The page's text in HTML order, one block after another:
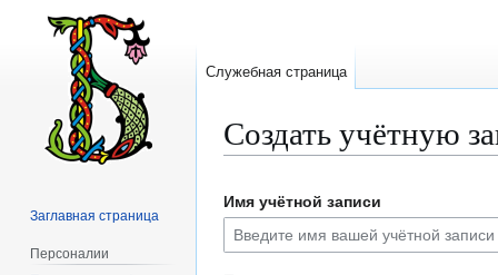
Создать учётную
к
навигации
к
поиску
Имя учётной записи
Служебная страница
Заглавная страница
Персоналии